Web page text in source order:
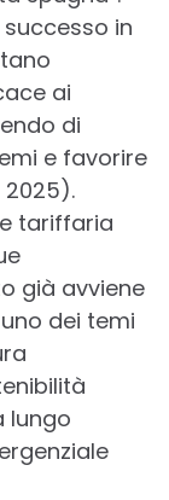
in
ai
di
e favorire
2025).
tariffaria
già avviene
dei temi
lungo